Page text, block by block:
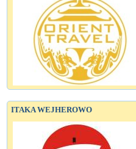
ITAKA WEJHEROWO